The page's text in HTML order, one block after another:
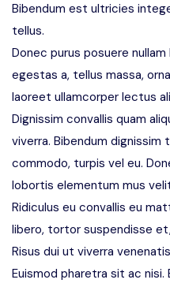
Bibendum est ultricies
tellus.
Donec purus posuere
egestas a, tellus massa,
laoreet ullamcorper lectus
Dignissim convallis quam
viverra. Bibendum
commodo, turpis vel eu.
lobortis elementum mus
Ridiculus eu convallis eu
libero, tortor suspendisse
Risus dui ut viverra
Euismod pharetra sit ac nisi.